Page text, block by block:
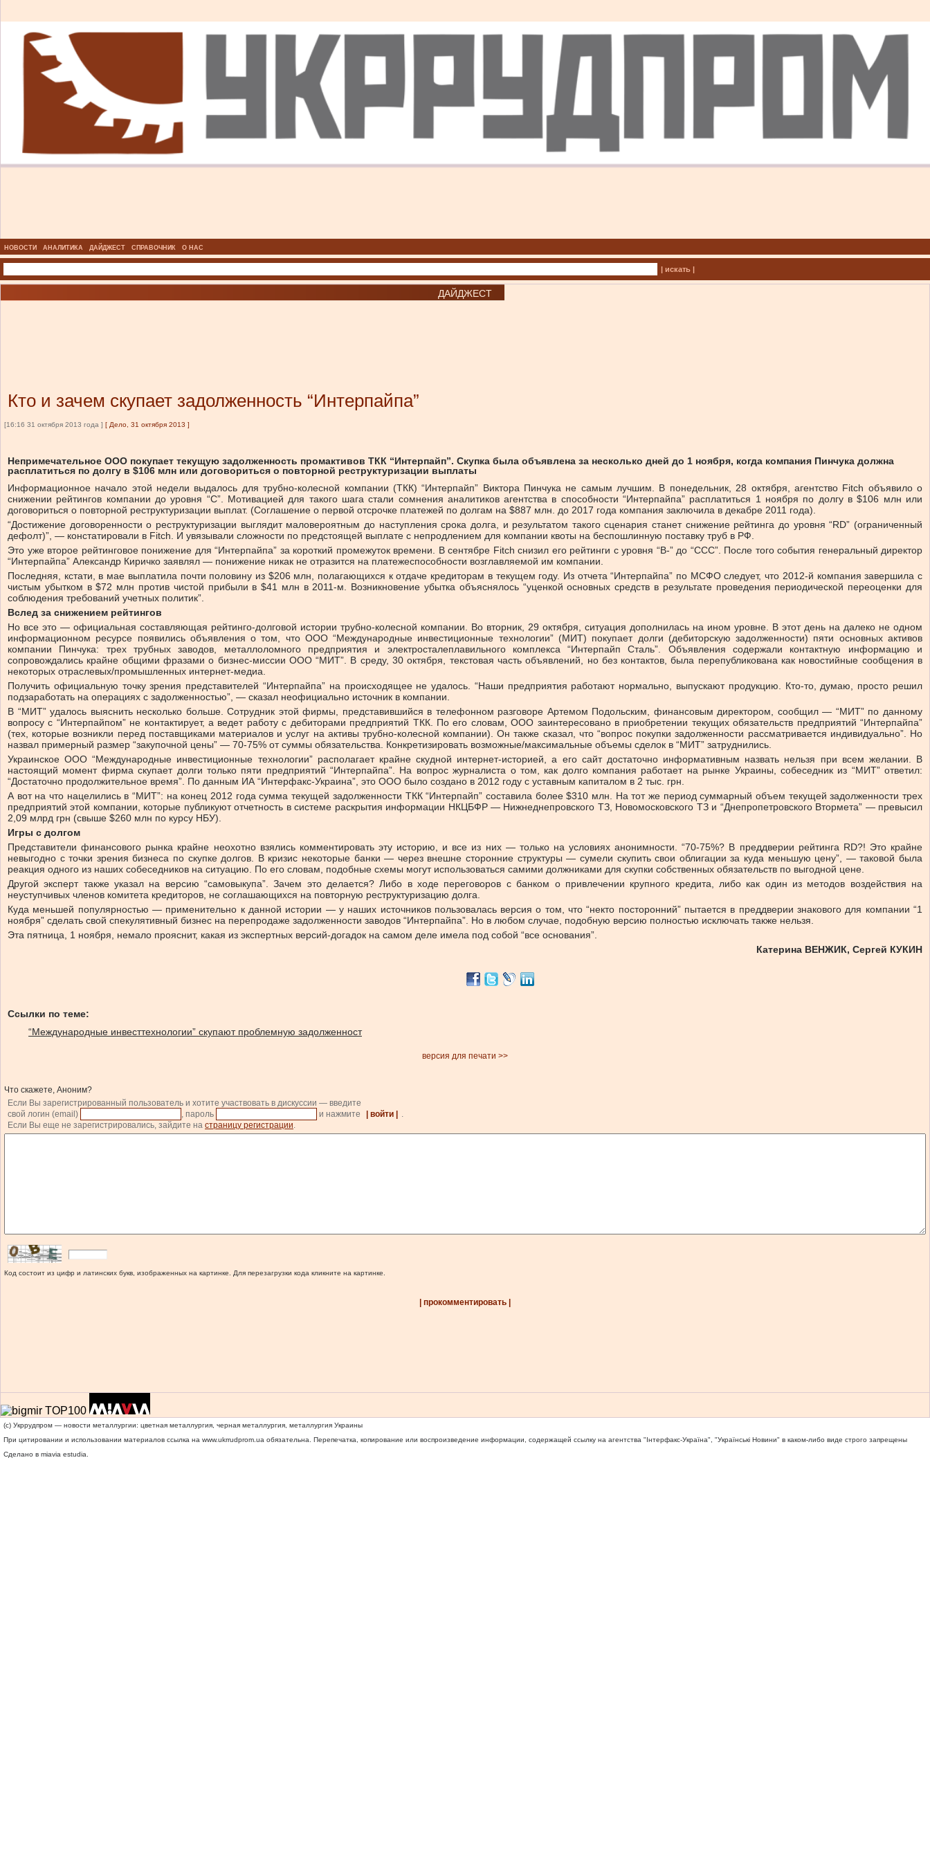
НОВОСТИ АНАЛИТИКА ДАЙДЖЕСТ СПРАВОЧНИК О НАС
| искать |
ДАЙДЖЕСТ
Кто и зачем скупает задолженность “Интерпайпа”
[16:16 31 октября 2013 года ] [ Дело, 31 октября 2013 ]
Непримечательное ООО покупает текущую задолженность промактивов ТКК “Интерпайп”. Скупка была объявлена за несколько дней до 1 ноября, когда компания Пинчука должна
расплатиться по долгу в $106 млн или договориться о повторной реструктуризации выплаты
Информационное начало этой недели выдалось для трубно-колесной компании (ТКК) “Интерпайп” Виктора Пинчука не самым лучшим. В понедельник, 28 октября, агентство Fitch объявило о
снижении рейтингов компании до уровня “С”. Мотивацией для такого шага стали сомнения аналитиков агентства в способности “Интерпайпа” расплатиться 1 ноября по долгу в $106 млн или
договориться о повторной реструктуризации выплат. (Соглашение о первой отсрочке платежей по долгам на $887 млн. до 2017 года компания заключила в декабре 2011 года).
“Достижение договоренности о реструктуризации выглядит маловероятным до наступления срока долга, и результатом такого сценария станет снижение рейтинга до уровня “RD” (ограниченный
дефолт)”, — констатировали в Fitch. И увязывали сложности по предстоящей выплате с непродлением для компании квоты на беспошлинную поставку труб в РФ.
Это уже второе рейтинговое понижение для “Интерпайпа” за короткий промежуток времени. В сентябре Fitch снизил его рейтинги с уровня “В-” до “ССС”. После того события генеральный директор
“Интерпайпа” Александр Киричко заявлял — понижение никак не отразится на платежеспособности возглавляемой им компании.
Последняя, кстати, в мае выплатила почти половину из $206 млн, полагающихся к отдаче кредиторам в текущем году. Из отчета “Интерпайпа” по МСФО следует, что 2012-й компания завершила с
чистым убытком в $72 млн против чистой прибыли в $41 млн в 2011-м. Возникновение убытка объяснялось “уценкой основных средств в результате проведения периодической переоценки для
соблюдения требований учетных политик”.
Вслед за снижением рейтингов
Но все это — официальная составляющая рейтинго-долговой истории трубно-колесной компании. Во вторник, 29 октября, ситуация дополнилась на ином уровне. В этот день на далеко не одном
информационном ресурсе появились объявления о том, что ООО “Международные инвестиционные технологии” (МИТ) покупает долги (дебиторскую задолженности) пяти основных активов
компании Пинчука: трех трубных заводов, металлоломного предприятия и электросталеплавильного комплекса “Интерпайп Сталь”. Объявления содержали контактную информацию и
сопровождались крайне общими фразами о бизнес-миссии ООО “МИТ”. В среду, 30 октября, текстовая часть объявлений, но без контактов, была перепубликована как новостийные сообщения в
некоторых отраслевых/промышленных интернет-медиа.
Получить официальную точку зрения представителей “Интерпайпа” на происходящее не удалось. “Наши предприятия работают нормально, выпускают продукцию. Кто-то, думаю, просто решил
подзаработать на операциях с задолженностью”, — сказал неофициально источник в компании.
В “МИТ” удалось выяснить несколько больше. Сотрудник этой фирмы, представившийся в телефонном разговоре Артемом Подольским, финансовым директором, сообщил — “МИТ” по данному
вопросу с “Интерпайпом” не контактирует, а ведет работу с дебиторами предприятий ТКК. По его словам, ООО заинтересовано в приобретении текущих обязательств предприятий “Интерпайпа”
(тех, которые возникли перед поставщиками материалов и услуг на активы трубно-колесной компании). Он также сказал, что “вопрос покупки задолженности рассматривается индивидуально”. Но
назвал примерный размер “закупочной цены” — 70-75% от суммы обязательства. Конкретизировать возможные/максимальные объемы сделок в “МИТ” затруднились.
Украинское ООО “Международные инвестиционные технологии” располагает крайне скудной интернет-историей, а его сайт достаточно информативным назвать нельзя при всем желании. В
настоящий момент фирма скупает долги только пяти предприятий “Интерпайпа”. На вопрос журналиста о том, как долго компания работает на рынке Украины, собеседник из “МИТ” ответил:
“Достаточно продолжительное время”. По данным ИА “Интерфакс-Украина”, это ООО было создано в 2012 году с уставным капиталом в 2 тыс. грн.
А вот на что нацелились в “МИТ”: на конец 2012 года сумма текущей задолженности ТКК “Интерпайп” составила более $310 млн. На тот же период суммарный объем текущей задолженности трех
предприятий этой компании, которые публикуют отчетность в системе раскрытия информации НКЦБФР — Нижнеднепровского ТЗ, Новомосковского ТЗ и “Днепропетровского Втормета” — превысил
2,09 млрд грн (свыше $260 млн по курсу НБУ).
Игры с долгом
Представители финансового рынка крайне неохотно взялись комментировать эту историю, и все из них — только на условиях анонимности. “70-75%? В преддверии рейтинга RD?! Это крайне
невыгодно с точки зрения бизнеса по скупке долгов. В кризис некоторые банки — через внешне сторонние структуры — сумели скупить свои облигации за куда меньшую цену”, — таковой была
реакция одного из наших собеседников на ситуацию. По его словам, подобные схемы могут использоваться самими должниками для скупки собственных обязательств по выгодной цене.
Другой эксперт также указал на версию “самовыкупа”. Зачем это делается? Либо в ходе переговоров с банком о привлечении крупного кредита, либо как один из методов воздействия на
неуступчивых членов комитета кредиторов, не соглашающихся на повторную реструктуризацию долга.
Куда меньшей популярностью — применительно к данной истории — у наших источников пользовалась версия о том, что “некто посторонний” пытается в преддверии знакового для компании “1
ноября” сделать свой спекулятивный бизнес на перепродаже задолженности заводов “Интерпайпа”. Но в любом случае, подобную версию полностью исключать также нельзя.
Эта пятница, 1 ноября, немало прояснит, какая из экспертных версий-догадок на самом деле имела под собой “все основания”.
Катерина ВЕНЖИК, Сергей КУКИН
Ссылки по теме:
“Международные инвесттехнологии” скупают проблемную задолженност
версия для печати >>
Что скажете, Аноним?
Если Вы зарегистрированный пользователь и хотите участвовать в дискуссии — введите
свой логин (email)
, пароль и нажмите | войти |
.
Если Вы еще не зарегистрировались, зайдите на страницу регистрации.
Код состоит из цифр и латинских букв, изображенных на картинке. Для перезагрузки кода кликните на картинке.
| прокомментировать |
(c) Укррудпром — новости металлургии: цветная металлургия, черная металлургия, металлургия Украины
При цитировании и использовании материалов ссылка на www.ukrrudprom.ua обязательна. Перепечатка, копирование или воспроизведение информации, содержащей ссылку на агентства "Iнтерфакс-Україна", "Українськi Новини" в каком-либо виде строго запрещены
Сделано в miavia estudia.